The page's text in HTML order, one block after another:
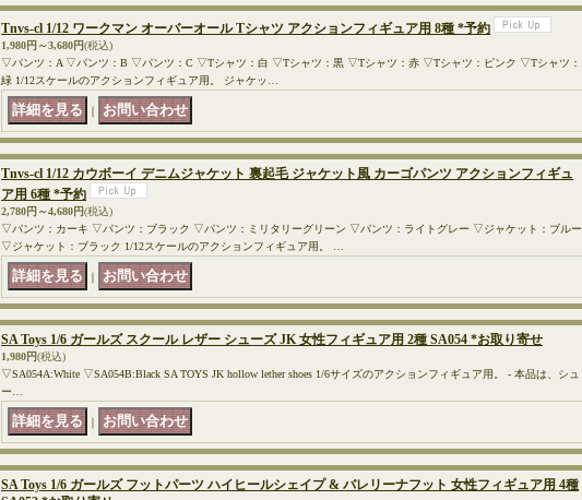
Tnvs-cl 1/12 ワークマン オーバーオール Tシャツ アクションフィギュア用 8種 *予約
1,980円～3,680円(税込)
▽パンツ：A ▽パンツ：B ▽パンツ：C ▽Tシャツ：白 ▽Tシャツ：黒 ▽Tシャツ：赤 ▽Tシャツ：ピンク ▽Tシャツ：
緑 1/12スケールのアクションフィギュア用。 ジャケッ…
｜
Tnvs-cl 1/12 カウボーイ デニムジャケット 裏起毛 ジャケット風 カーゴパンツ アクションフィギュ
ア用 6種 *予約
2,780円～4,680円(税込)
▽パンツ：カーキ ▽パンツ：ブラック ▽パンツ：ミリタリーグリーン ▽パンツ：ライトグレー ▽ジャケット：ブルー
▽ジャケット：ブラック 1/12スケールのアクションフィギュア用。 …
｜
SA Toys 1/6 ガールズ スクール レザー シューズ JK 女性フィギュア用 2種 SA054 *お取り寄せ
1,980円(税込)
▽SA054A:White ▽SA054B:Black SA TOYS JK hollow lether shoes 1/6サイズのアクションフィギュア用。 - 本品は、シュ
ー…
｜
SA Toys 1/6 ガールズ フットパーツ ハイヒールシェイプ & バレリーナフット 女性フィギュア用 4種